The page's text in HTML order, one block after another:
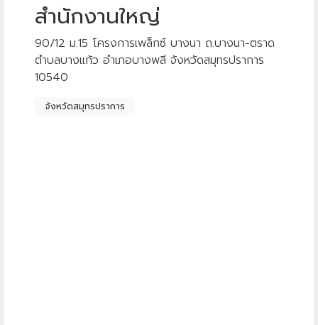
สำนักงานใหญ่
90/12 ม.15 โครงการเพล็กซ์ บางนา ถ.บางนา-ตราด
ตำบลบางแก้ว อำเภอบางพลี จังหวัดสมุทรปราการ
10540
จังหวัดสมุทรปราการ